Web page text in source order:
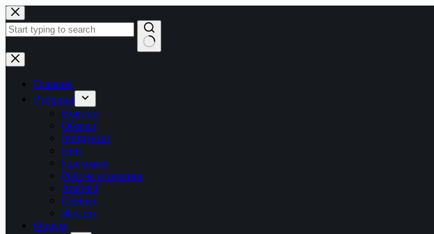
Перейти
до
вмісту
Немає
результатів
Головна
Рубрики
Новини
Обзори
Інструкції
Ігри
Програми
Робоче оточення
Android
Сервер
Железо
Форум